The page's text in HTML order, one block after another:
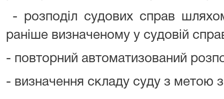
- розподіл судових справ
раніше визначеному у судовій
- повторний автоматизований
- визначення складу суду з метою